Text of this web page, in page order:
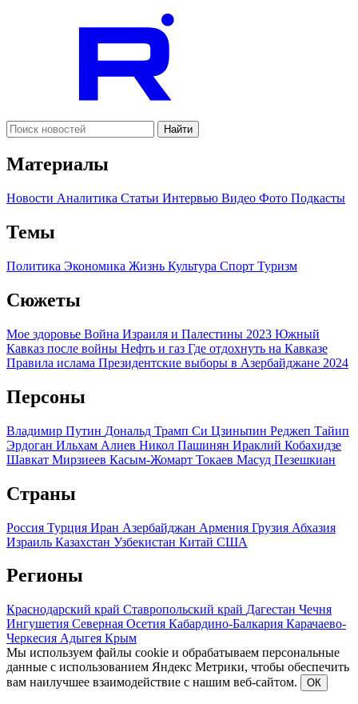
Найти
Материалы
Новости Аналитика Статьи Интервью Видео Фото Подкасты
Темы
Политика Экономика Жизнь Культура Спорт Туризм
Сюжеты
Мое здоровье Война Израиля и Палестины 2023 Южный
Кавказ после войны Нефть и газ Где отдохнуть на Кавказе
Правила ислама Президентские выборы в Азербайджане 2024
Персоны
Владимир Путин Дональд Трамп Си Цзиньпин Реджеп Тайип
Эрдоган Ильхам Алиев Никол Пашинян Ираклий Кобахидзе
Шавкат Мирзиеев Касым-Жомарт Токаев Масуд Пезешкиан
Страны
Россия Турция Иран Азербайджан Армения Грузия Абхазия
Израиль Казахстан Узбекистан Китай США
Регионы
Краснодарский край Ставропольский край Дагестан Чечня
Ингушетия Северная Осетия Кабардино-Балкария Карачаево-
Черкесия Адыгея Крым
Мы используем файлы cookie и обрабатываем персональные
данные с использованием Яндекс Метрики, чтобы обеспечить
вам наилучшее взаимодействие с нашим веб-сайтом.
ОК